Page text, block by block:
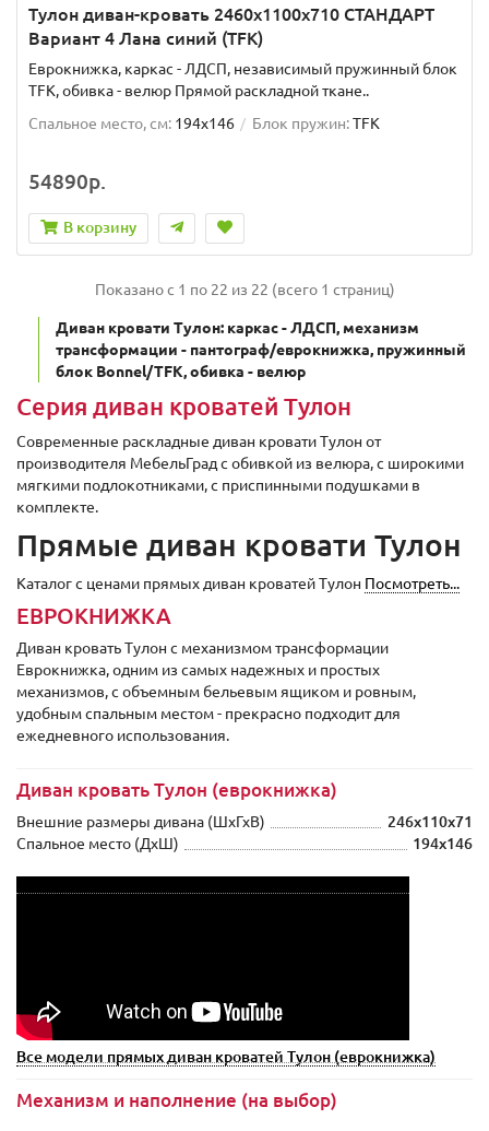
Тулон диван-кровать 2460х1100х710 СТАНДАРТ
Вариант 4 Лана синий (TFK)
Еврокнижка, каркас - ЛДСП, независимый пружинный блок
TFK, обивка - велюр Прямой раскладной ткане..
Спальное место, см: 194x146 Блок пружин:TFK
54890р.
В корзину
Показано с 1 по 22 из 22 (всего 1 страниц)
Диван кровати Тулон: каркас - ЛДСП, механизм
трансформации - пантограф/еврокнижка, пружинный
блок Bonnel/TFK, обивка - велюр
Серия диван кроватей Тулон
Современные раскладные диван кровати Тулон от
производителя МебельГрад с обивкой из велюра, с широкими
мягкими подлокотниками, c приспинными подушками в
комплекте.
Прямые диван кровати Тулон
Каталог с ценами прямых диван кроватей Тулон Посмотреть...
ЕВРОКНИЖКА
Диван кровать Тулон с механизмом трансформации
Еврокнижка, одним из самых надежных и простых
механизмов, с объемным бельевым ящиком и ровным,
удобным спальным местом - прекрасно подходит для
ежедневного использования.
Диван кровать Тулон (еврокнижка)
Внешние размеры дивана (ШxГхВ)
246х110х71
Спальное место (ДхШ)
194х146
Все модели прямых диван кроватей Тулон (еврокнижка)
Механизм и наполнение (на выбор)